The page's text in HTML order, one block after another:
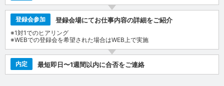
登録会参加 登録会場にてお仕事内容の詳細をご紹介
※1対1でのヒアリング
※WEBでの登録会を希望された場合はWEB上で実施
内定 最短即日〜1週間以内に合否をご連絡